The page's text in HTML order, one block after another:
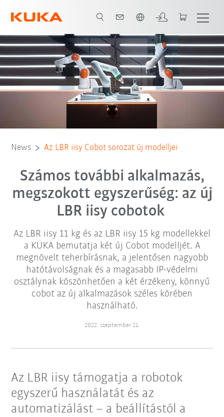
News Az LBR iisy Cobot sorozat új modelljei
Számos további alkalmazás,
megszokott egyszerűség: az új
LBR iisy cobotok
Az LBR iisy 11 kg és az LBR iisy 15 kg modellekkel
a KUKA bemutatja két új Cobot modelljét. A
megnövelt teherbírásnak, a jelentősen nagyobb
hatótávolságnak és a magasabb IP-védelmi
osztálynak köszönhetően a két érzékeny, könnyű
cobot az új alkalmazások széles körében
használható.
2022. szeptember 21.
Az LBR iisy támogatja a robotok
egyszerű használatát és az
automatizálást – a beállítástól a